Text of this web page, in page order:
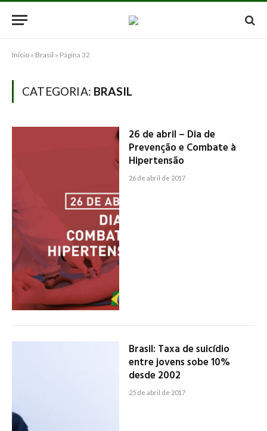
Início » Brasil » Página 32
CATEGORIA: BRASIL
26 de abril – Dia de
Prevenção e Combate à
Hipertensão
26 de abril de 2017
Brasil: Taxa de suicídio
entre jovens sobe 10%
desde 2002
25 de abril de 2017